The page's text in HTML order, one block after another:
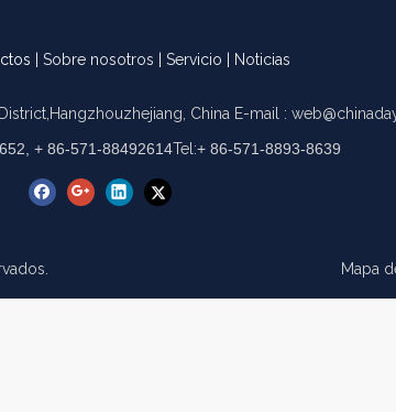
Sobre nosotros Servicio Noticias
China E-mail :
+ 86-571-88492614Tel:+ 86-571-8893-8639
Mapa